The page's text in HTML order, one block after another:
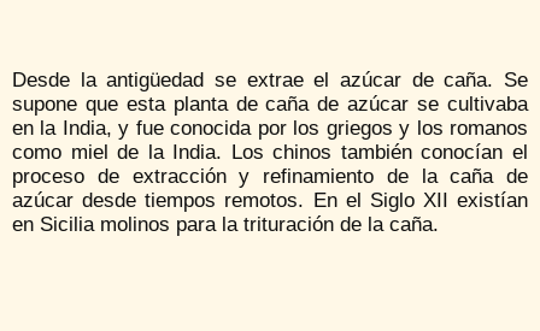
Desde la antigüedad se extrae el azúcar de caña. Se
supone que esta planta de caña de azúcar se cultivaba
en la India, y fue conocida por los griegos y los romanos
como miel de la India. Los chinos también conocían el
proceso de extracción y refinamiento de la caña de
azúcar desde tiempos remotos. En el Siglo XII existían
en Sicilia molinos para la trituración de la caña.